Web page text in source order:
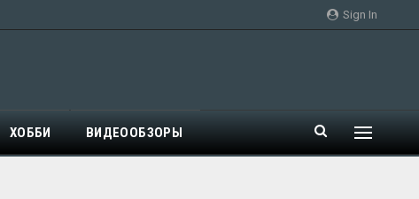
Sign In
ХОББИ ВИДЕООБЗОРЫ